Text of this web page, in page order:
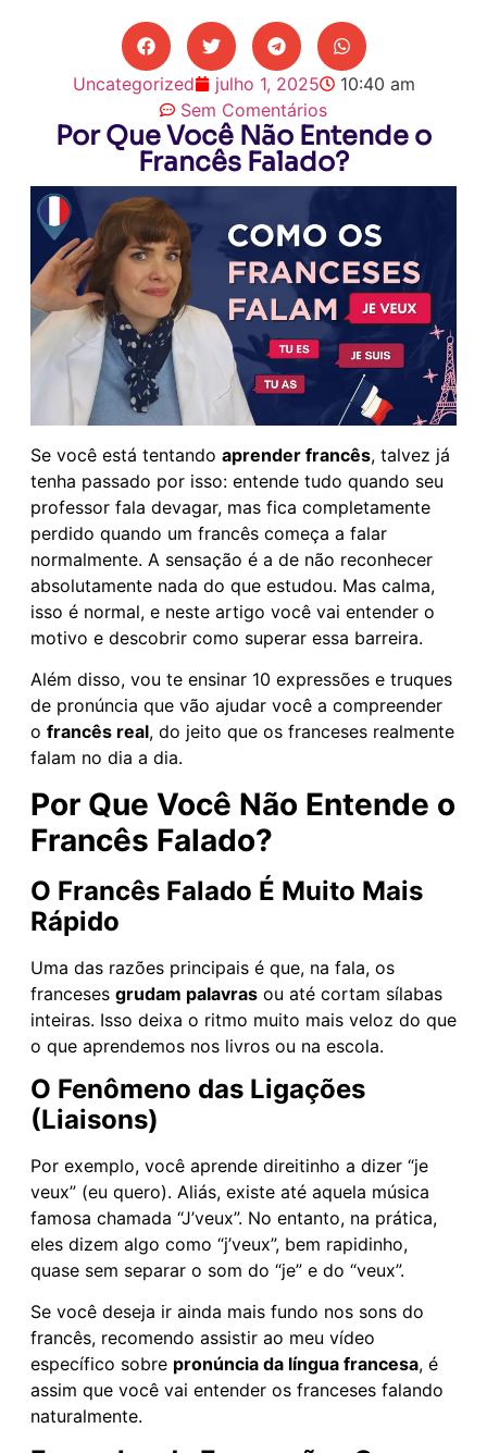
Uncategorized julho 1, 2025
10:40 am
Sem Comentários
Por Que Você Não Entende o
Francês Falado?
Se você está tentando aprender francês, talvez já
tenha passado por isso: entende tudo quando seu
professor fala devagar, mas fica completamente
perdido quando um francês começa a falar
normalmente. A sensação é a de não reconhecer
absolutamente nada do que estudou. Mas calma,
isso é normal, e neste artigo você vai entender o
motivo e descobrir como superar essa barreira.
Além disso, vou te ensinar 10 expressões e truques
de pronúncia que vão ajudar você a compreender
o francês real, do jeito que os franceses realmente
falam no dia a dia.
Por Que Você Não Entende o
Francês Falado?
O Francês Falado É Muito Mais
Rápido
Uma das razões principais é que, na fala, os
franceses grudam palavras ou até cortam sílabas
inteiras. Isso deixa o ritmo muito mais veloz do que
o que aprendemos nos livros ou na escola.
O Fenômeno das Ligações
(Liaisons)
Por exemplo, você aprende direitinho a dizer “je
veux” (eu quero). Aliás, existe até aquela música
famosa chamada “J’veux”. No entanto, na prática,
eles dizem algo como “j’veux”, bem rapidinho,
quase sem separar o som do “je” e do “veux”.
Se você deseja ir ainda mais fundo nos sons do
francês, recomendo assistir ao meu vídeo
específico sobre pronúncia da língua francesa, é
assim que você vai entender os franceses falando
naturalmente.